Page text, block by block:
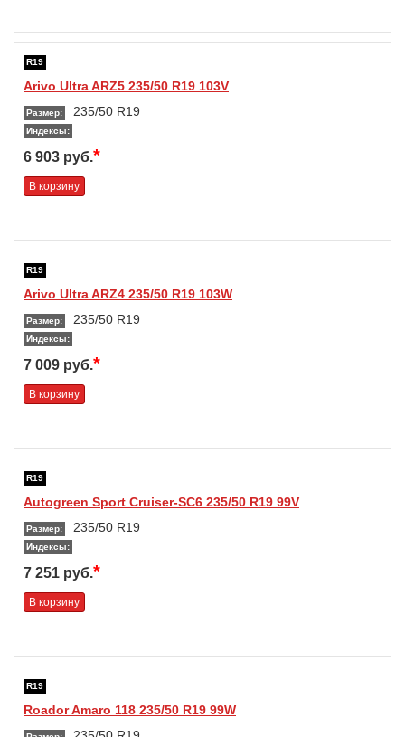
R19
Arivo Ultra ARZ5 235/50 R19 103V
Размер: 235/50 R19
Индексы:
6 903 руб.*
В корзину
R19
Arivo Ultra ARZ4 235/50 R19 103W
Размер: 235/50 R19
Индексы:
7 009 руб.*
В корзину
R19
Autogreen Sport Cruiser-SC6 235/50 R19 99V
Размер: 235/50 R19
Индексы:
7 251 руб.*
В корзину
R19
Roador Amaro 118 235/50 R19 99W